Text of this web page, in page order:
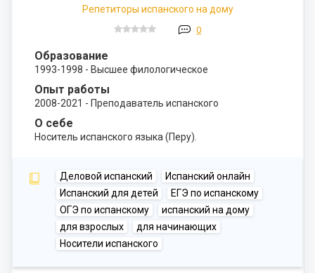
Репетиторы испанского на дому
0
Образование
1993-1998 - Высшее филологическое
Опыт работы
2008-2021 - Преподаватель испанского
О себе
Носитель испанского языка (Перу).
Деловой испанский
Испанский онлайн
Испанский для детей
ЕГЭ по испанскому
ОГЭ по испанскому
испанский на дому
для взрослых
для начинающих
Носители испанского